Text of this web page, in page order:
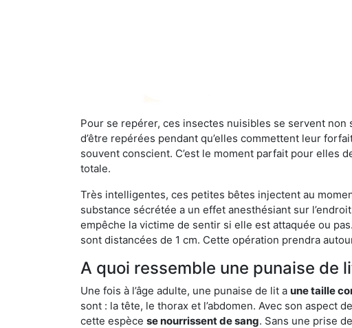
Pour se repérer, ces insectes nuisibles se servent
d’être repérées pendant qu’elles commettent leur
souvent conscient. C’est le moment parfait pour elles
totale.
Très intelligentes, ces petites bêtes injectent au
substance sécrétée a un effet anesthésiant sur
empêche la victime de sentir si elle est attaquée ou
sont distancées de 1 cm. Cette opération prendra
A quoi ressemble une punaise de
Une fois à l’âge adulte, une punaise de lit a une taille
sont : la tête, le thorax et l’abdomen. Avec son aspect
cette espèce se nourrissent de sang. Sans une prise